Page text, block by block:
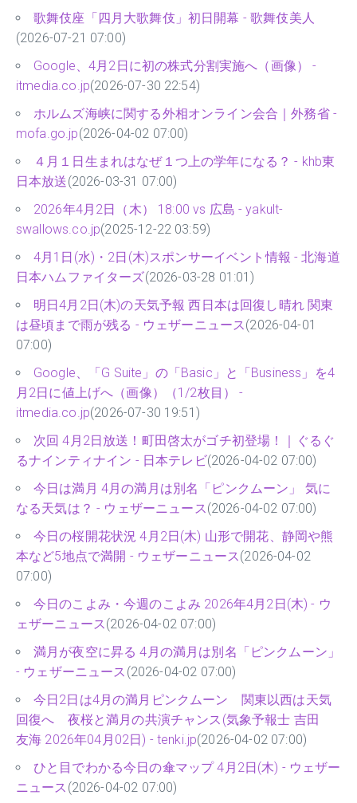
歌舞伎座「四月大歌舞伎」初日開幕 - 歌舞伎美人
(2026-07-21 07:00)
Google、4月2日に初の株式分割実施へ（画像） -
itmedia.co.jp(2026-07-30 22:54)
ホルムズ海峡に関する外相オンライン会合｜外務省 -
mofa.go.jp(2026-04-02 07:00)
４月１日生まれはなぜ１つ上の学年になる？ - khb東
日本放送(2026-03-31 07:00)
2026年4月2日（木） 18:00 vs 広島 - yakult-
swallows.co.jp(2025-12-22 03:59)
4月1日(水)・2日(木)スポンサーイベント情報 - 北海道
日本ハムファイターズ(2026-03-28 01:01)
明日4月2日(木)の天気予報 西日本は回復し晴れ 関東
は昼頃まで雨が残る - ウェザーニュース(2026-04-01
07:00)
Google、「G Suite」の「Basic」と「Business」を4
月2日に値上げへ（画像）（1/2枚目） -
itmedia.co.jp(2026-07-30 19:51)
次回 4月2日放送！町田啓太がゴチ初登場！｜ぐるぐ
るナインティナイン - 日本テレビ(2026-04-02 07:00)
今日は満月 4月の満月は別名「ピンクムーン」 気に
なる天気は？ - ウェザーニュース(2026-04-02 07:00)
今日の桜開花状況 4月2日(木) 山形で開花、静岡や熊
本など5地点で満開 - ウェザーニュース(2026-04-02
07:00)
今日のこよみ・今週のこよみ 2026年4月2日(木) - ウ
ェザーニュース(2026-04-02 07:00)
満月が夜空に昇る 4月の満月は別名「ピンクムーン」
- ウェザーニュース (2026-04-02 07:00)
今日2日は4月の満月ピンクムーン 関東以西は天気
回復へ 夜桜と満月の共演チャンス(気象予報士 吉田
友海 2026年04月02日) - tenki.jp(2026-04-02 07:00)
ひと目でわかる今日の傘マップ 4月2日(木) - ウェザー
ニュース (2026-04-02 07:00)